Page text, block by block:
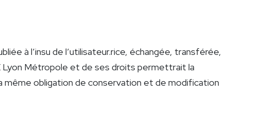
à l’insu de l’utilisateur.rice, échangée, transférée,
Lyon Métropole et de ses droits permettrait la
même obligation de conservation et de modification